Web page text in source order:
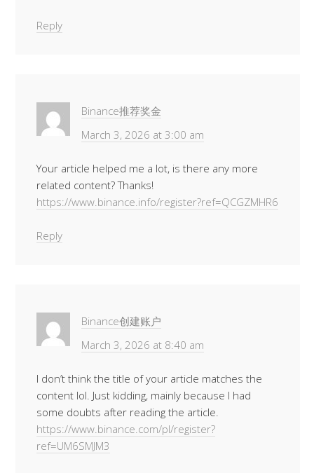
Reply
Binance推荐奖金
March 3, 2026 at 3:00 am
Your article helped me a lot, is there any more
related content? Thanks!
https://www.binance.info/register?ref=QCGZMHR6
Reply
Binance创建账户
March 3, 2026 at 8:40 am
I don’t think the title of your article matches the
content lol. Just kidding, mainly because I had
some doubts after reading the article.
https://www.binance.com/pl/register?
ref=UM6SMJM3